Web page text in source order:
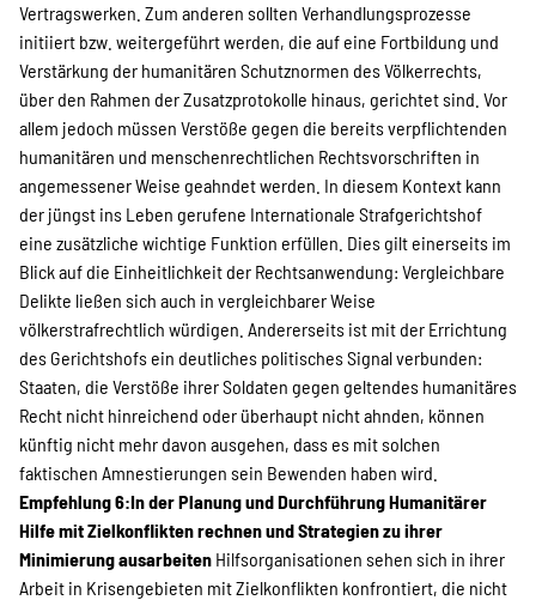
Vertragswerken. Zum anderen sollten Verhandlungsprozesse
initiiert bzw. weitergeführt werden, die auf eine Fortbildung und
Verstärkung der humanitären Schutznormen des Völkerrechts,
über den Rahmen der Zusatzprotokolle hinaus, gerichtet sind. Vor
allem jedoch müssen Verstöße gegen die bereits verpflichtenden
humanitären und menschenrechtlichen Rechtsvorschriften in
angemessener Weise geahndet werden. In diesem Kontext kann
der jüngst ins Leben gerufene Internationale Strafgerichtshof
eine zusätzliche wichtige Funktion erfüllen. Dies gilt einerseits im
Blick auf die Einheitlichkeit der Rechtsanwendung: Vergleichbare
Delikte ließen sich auch in vergleichbarer Weise
völkerstrafrechtlich würdigen. Andererseits ist mit der Errichtung
des Gerichtshofs ein deutliches politisches Signal verbunden:
Staaten, die Verstöße ihrer Soldaten gegen geltendes humanitäres
Recht nicht hinreichend oder überhaupt nicht ahnden, können
künftig nicht mehr davon ausgehen, dass es mit solchen
faktischen Amnestierungen sein Bewenden haben wird.
Empfehlung 6:In der Planung und Durchführung Humanitärer
Hilfe mit Zielkonflikten rechnen und Strategien zu ihrer
Minimierung ausarbeiten Hilfsorganisationen sehen sich in ihrer
Arbeit in Krisengebieten mit Zielkonflikten konfrontiert, die nicht